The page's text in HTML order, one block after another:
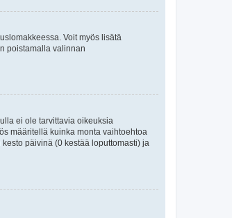
Voit myös lisätä
poistamalla valinnan
ei ole tarvittavia oikeuksia
määritellä kuinka monta vaihtoehtoa
päivinä (0 kestää loputtomasti) ja